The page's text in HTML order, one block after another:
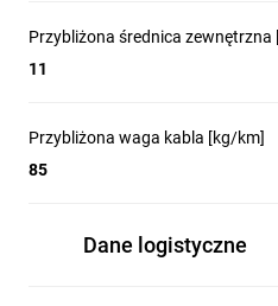
Przybliżona średnica zewnętrzna
11
Przybliżona waga kabla [kg/km]
85
Dane logistyczne